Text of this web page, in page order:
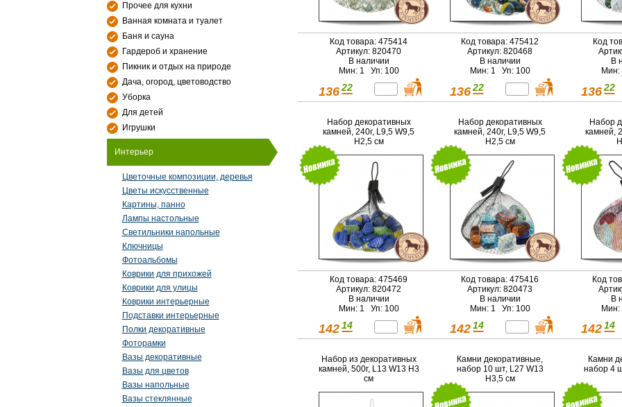
Прочее для кухни
Ванная комната и туалет
Баня и сауна
Гардероб и хранение
Пикник и отдых на природе
Дача, огород, цветоводство
Уборка
Для детей
Игрушки
Интерьер
Цветочные композиции, деревья
Цветы искусственные
Картины, панно
Лампы настольные
Светильники напольные
Ключницы
Фотоальбомы
Коврики для прихожей
Коврики для улицы
Коврики интерьерные
Подставки интерьерные
Полки декоративные
Фоторамки
Вазы декоративные
Вазы для цветов
Вазы напольные
Вазы стеклянные
Код товара: 475414
Артикул: 820470
В наличии
Мин: 1 Уп: 100
136 22
Код товара: 475412
Артикул: 820468
В наличии
Мин: 1 Уп: 100
136 22
Код
В
136 22
Набор декоративных
камней, 240г, L9,5 W9,5
H2,5 см
Код товара: 475469
Артикул: 820472
В наличии
Мин: 1 Уп: 100
142 14
Набор декоративных
камней, 240г, L9,5 W9,5
H2,5 см
Код товара: 475416
Артикул: 820473
В наличии
Мин: 1 Уп: 100
142 14
Набор
камней,
Код
В
Мин:
142 14
Набор из декоративных
камней, 500г, L13 W13 H3
см
Камни декоративные,
набор 10 шт, L27 W13
H3,5 см
Камни
набор 4